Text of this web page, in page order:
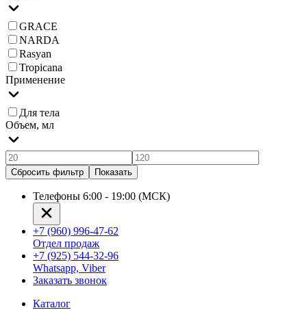
GRACE
NARDA
Rasyan
Tropicana
Применение
Для тела
Объем, мл
Сбросить фильтр Показать
Телефоны 6:00 - 19:00 (МСК)
+7 (960) 996-47-62
Отдел продаж
+7 (925) 544-32-96
Whatsapp, Viber
Заказать звонок
Каталог